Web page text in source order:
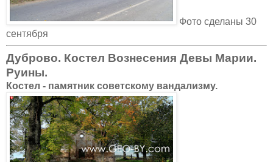
Фото сделаны 30
сентября
Дуброво. Костел Вознесения Девы Марии.
Руины.
Костел - памятник советскому вандализму.